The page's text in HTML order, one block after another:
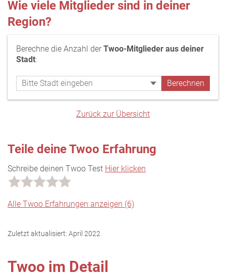
Wie viele Mitglieder sind in deiner
Region?
Berechne die Anzahl der Twoo-Mitglieder aus deiner
Stadt:
Zurück zur Übersicht
Teile deine Twoo Erfahrung
Schreibe deinen Twoo Test Hier klicken
Alle Twoo Erfahrungen anzeigen (6)
Zuletzt aktualisiert: April 2022
Twoo im Detail